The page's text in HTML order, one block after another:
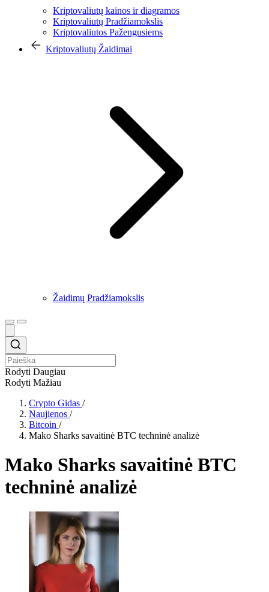
Kriptovaliutų kainos ir diagramos
Kriptovaliutų Pradžiamokslis
Kriptovaliutos Pažengusiems
Kriptovaliutų Žaidimai
Žaidimų Pradžiamokslis
Rodyti Daugiau
Rodyti Mažiau
Crypto Gidas /
Naujienos /
Bitcoin /
Mako Sharks savaitinė BTC techninė analizė
Mako Sharks savaitinė BTC
techninė analizė